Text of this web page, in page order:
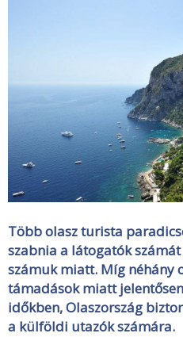
Több olasz turista
szabnia a látogatók
számuk miatt. Míg néhány
támadások miatt
időkben, Olaszország
a külföldi utazók számára.